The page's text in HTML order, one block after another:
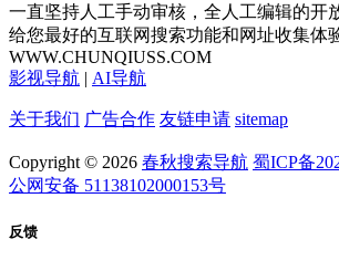
一直坚持人工手动审核，全人工编辑的开
给您最好的互联网搜索功能和网址收集体
WWW.CHUNQIUSS.COM
影视导航 | AI导航
关于我们 广告合作 友链申请 sitemap
Copyright © 2026 春秋搜索导航 蜀ICP备
公网安备 51138102000153号
反馈